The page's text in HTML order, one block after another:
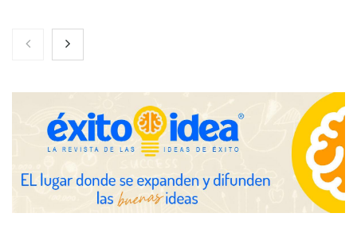
La luz roja, el nuevo aftersun, actúa en la recuperación de la piel
después del sol
Eulalia Roig lanza ‘The Journal’, una revista digital mensual de
entrevistas y fotografía editorial